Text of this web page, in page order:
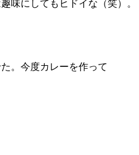
味にしてもヒドイな（笑）。
。今度カレーを作って